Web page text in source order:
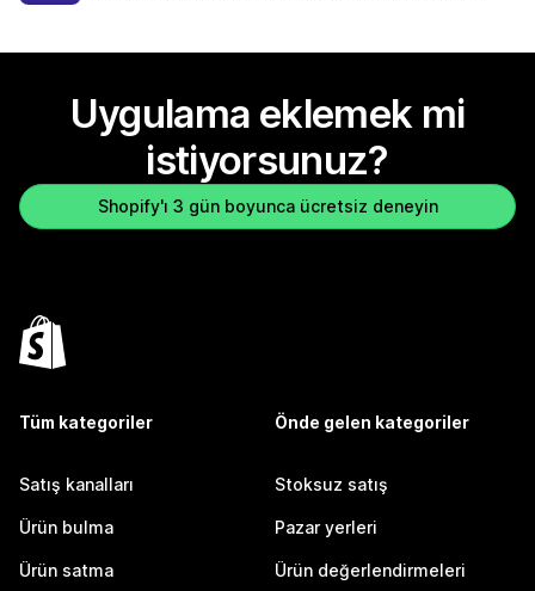
Uygulama eklemek mi
istiyorsunuz?
Shopify'ı 3 gün boyunca ücretsiz deneyin
Tüm kategoriler
Satış kanalları
Ürün bulma
Ürün satma
Önde gelen kategoriler
Stoksuz satış
Pazar yerleri
Ürün değerlendirmeleri